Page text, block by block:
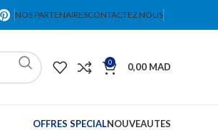
NOS PARTENAIRESCONTACTEZ NOUS
0 0,00 MAD
OFFRES SPECIALNOUVEAUTES